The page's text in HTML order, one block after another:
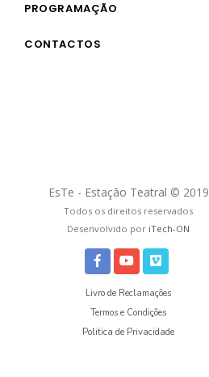
PROGRAMAÇÃO
CONTACTOS
EsTe - Estação Teatral © 2019
Todos os direitos reservados
Desenvolvido por iTech-ON
Livro de Reclamações
Termos e Condições
Politica de Privacidade